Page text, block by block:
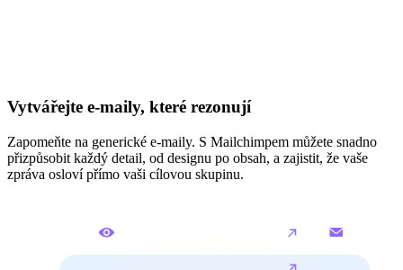
Vytvářejte e-maily, které rezonují
Zapomeňte na generické e-maily. S Mailchimpem můžete snadno
přizpůsobit každý detail, od designu po obsah, a zajistit, že vaše
zpráva osloví přímo vaši cílovou skupinu.